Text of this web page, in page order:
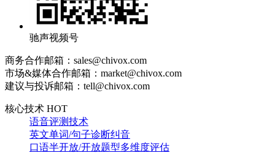
驰声视频号
商务合作邮箱：sales@chivox.com
市场&媒体合作邮箱：market@chivox.com
建议与投诉邮箱：tell@chivox.com
核心技术 HOT
语音评测技术
英文单词/句子诊断纠音
口语半开放/开放题型多维度评估